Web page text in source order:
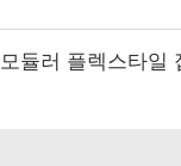
모듈러 플렉스타일